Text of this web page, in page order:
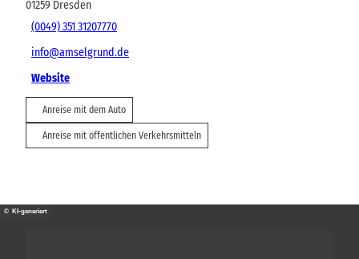
01259 Dresden
(0049) 351 31207770
info@amselgrund.de
Website
Anreise mit dem Auto
Anreise mit öffentlichen Verkehrsmitteln
© KI-generiert